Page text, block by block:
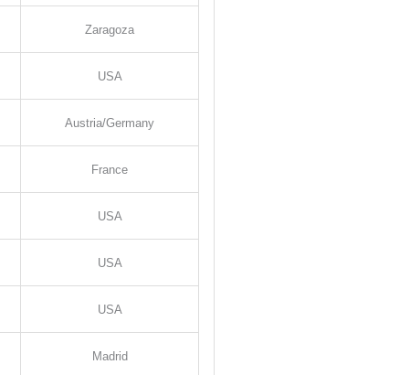
Zaragoza
USA
Austria/Germany
France
USA
USA
USA
Madrid